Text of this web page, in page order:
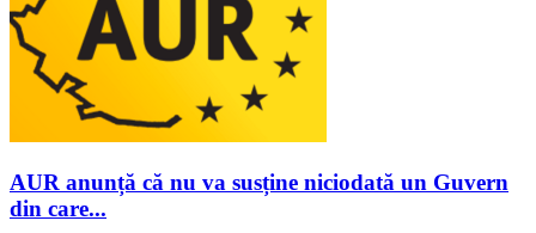
AUR anunță că nu va susține niciodată un Guvern
din care...